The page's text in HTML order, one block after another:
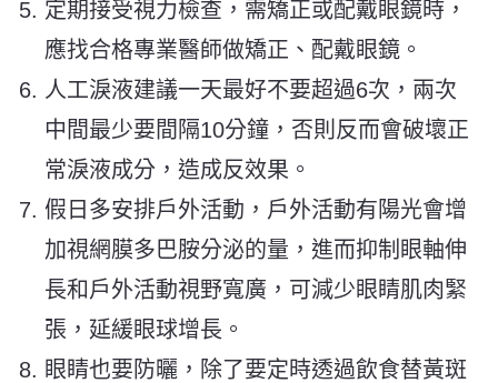
定期接受視力檢查，需矯正或配戴眼鏡時，
應找合格專業醫師做矯正、配戴眼鏡。
人工淚液建議一天最好不要超過6次，兩次
中間最少要間隔10分鐘，否則反而會破壞正
常淚液成分，造成反效果。
假日多安排戶外活動，戶外活動有陽光會增
加視網膜多巴胺分泌的量，進而抑制眼軸伸
長和戶外活動視野寬廣，可減少眼睛肌肉緊
張，延緩眼球增長。
眼睛也要防曬，除了要定時透過飲食替黃斑